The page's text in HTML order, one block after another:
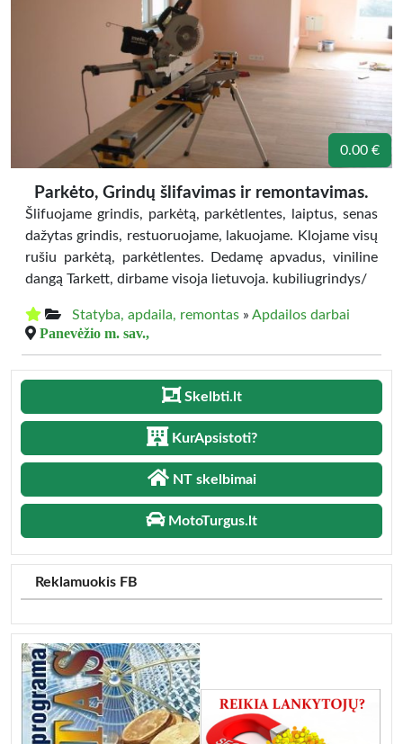
0.00 €
Parkėto, Grindų šlifavimas ir remontavimas.
Šlifuojame grindis, parkėtą, parkėtlentes, laiptus, senas
dažytas grindis, restuoruojame, lakuojame. Klojame visų
rušiu parkėtą, parkėtlentes. Dedamę apvadus, viniline
dangą Tarkett, dirbame visoja lietuvoja. kubiliugrindys/
Statyba, apdaila, remontas » Apdailos darbai
Panevėžio m. sav.,
Skelbti.lt
KurApsistoti?
NT skelbimai
MotoTurgus.lt
Reklamuokis FB